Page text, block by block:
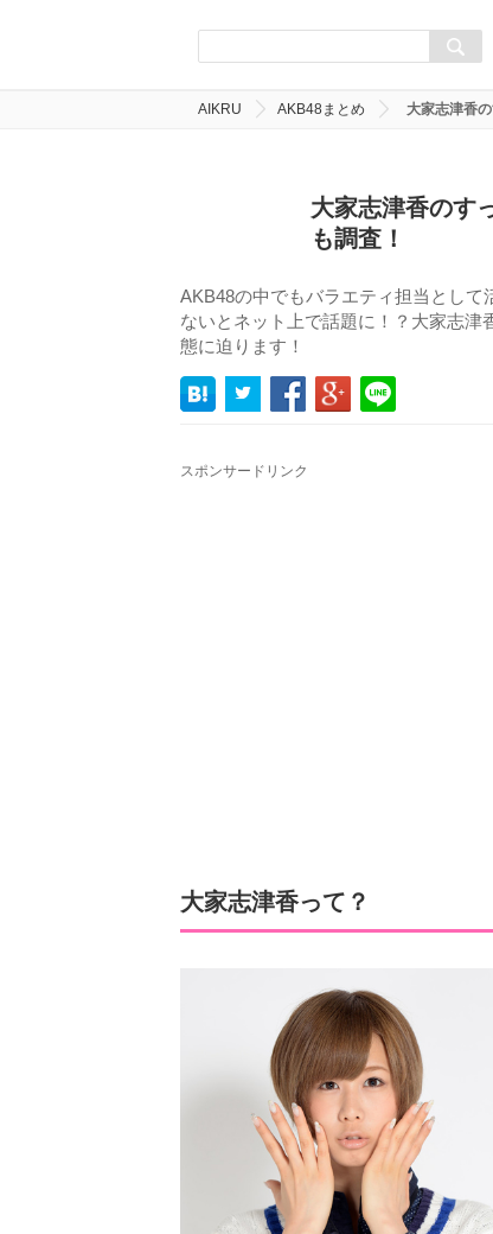
AIKRU AKB48まとめ 大家志津香
大家志津香のす
も調査！
AKB48の中でもバラエティ担当として
ないとネット上で話題に！？大家志
態に迫ります！
スポンサードリンク
大家志津香って？